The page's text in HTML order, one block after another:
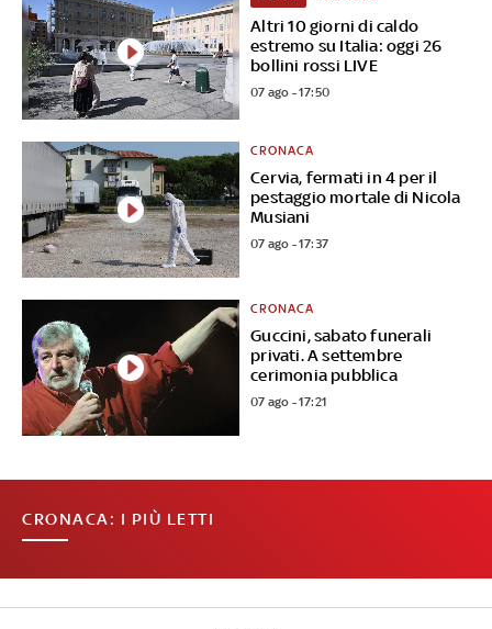
Altri 10 giorni di caldo
estremo su Italia: oggi 26
bollini rossi LIVE
07 ago - 17:50
Cervia, fermati in 4 per il
pestaggio mortale di Nicola
Musiani
CRONACA
07 ago - 17:37
Guccini, sabato funerali
privati. A settembre
cerimonia pubblica
CRONACA
07 ago - 17:21
CRONACA: I PIÙ LETTI